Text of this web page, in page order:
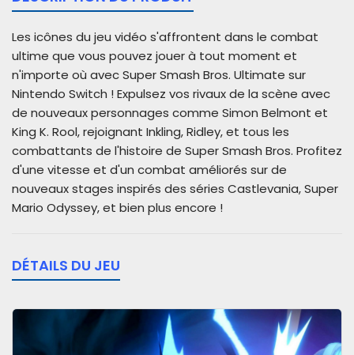
Les icônes du jeu vidéo s'affrontent dans le combat
ultime que vous pouvez jouer à tout moment et
n'importe où avec Super Smash Bros. Ultimate sur
Nintendo Switch ! Expulsez vos rivaux de la scène avec
de nouveaux personnages comme Simon Belmont et
King K. Rool, rejoignant Inkling, Ridley, et tous les
combattants de l'histoire de Super Smash Bros. Profitez
d'une vitesse et d'un combat améliorés sur de
nouveaux stages inspirés des séries Castlevania, Super
Mario Odyssey, et bien plus encore !
DÉTAILS DU JEU